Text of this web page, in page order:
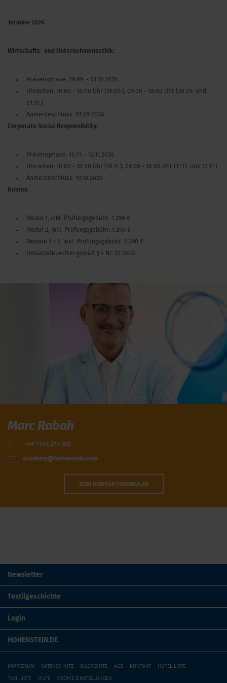
Termine 2026
Wirtschafts- und Unternehmensethik:
Präsenzphase: 29.09. - 01.10.2026
Uhrzeiten: 10:00 - 18:00 Uhr (29.09.), 09:00 - 18:00 Uhr (30.09. und
01.10.)
Anmeldeschluss: 07.09.2026
Corporate Social Responsibility:
Präsenzphase: 10.11. - 12.11.2026
Uhrzeiten: 10:00 - 18:00 Uhr (10.11.), 09:00 - 18:00 Uhr (11.11. und 12.11.)
Anmeldeschluss: 19.10.2026
Kosten
Modul 1, inkl. Prüfungsgebühr: 1.290 €
Modul 2, inkl. Prüfungsgebühr: 1.290 €
Module 1 + 2, inkl. Prüfungsgebühr: 2.290 €
Umsatzsteuerfrei gemäß § 4 Nr. 22 UstG
Marc Rabah
+49 7143 271-512
academy@hohenstein.com
ZUM KONTAKTFORMULAR
Newsletter
Textilgeschichte
Login
HOHENSTEIN.DE
IMPRESSUM DATENSCHUTZ BILDRECHTE AGB KONTAKT HOTEL-LISTE
TAXI-LISTE HILFE COOKIE EINSTELLUNGEN